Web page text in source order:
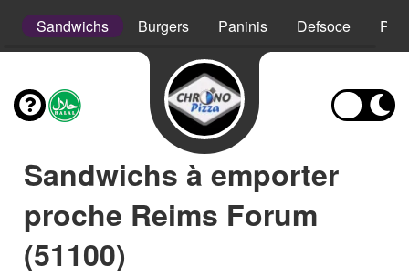
Sandwichs Burgers Paninis Defsoce
Sandwichs à emporter
proche Reims Forum
(51100)